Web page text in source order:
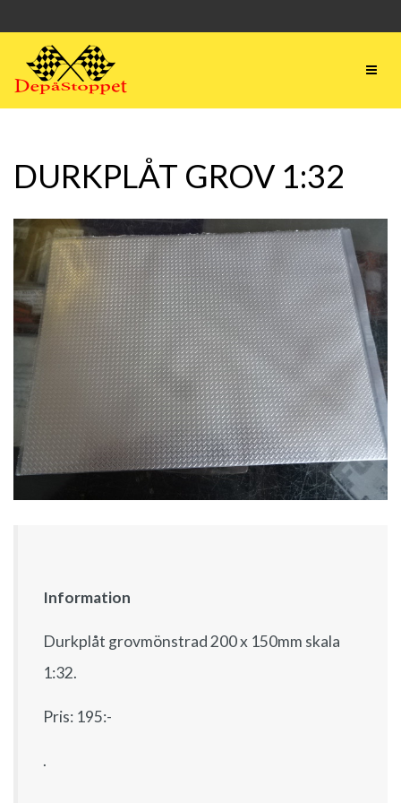
DURKPLÅT GROV 1:32
Information
Durkplåt grovmönstrad 200 x 150mm skala
1:32.
Pris: 195:-
.